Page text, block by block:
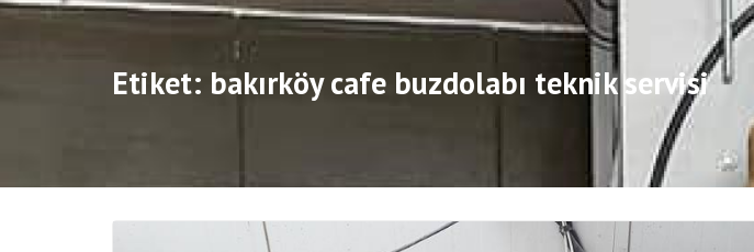
Etiket: bakırköy cafe buzdolabı teknik servisi